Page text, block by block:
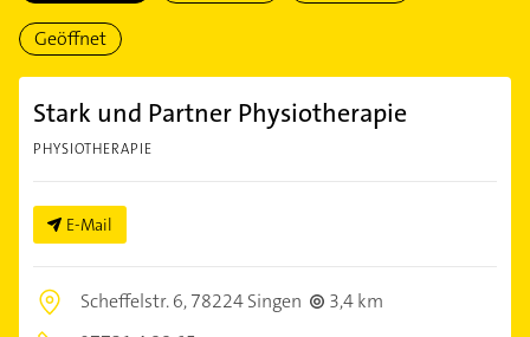
Geöffnet
Stark und Partner Physiotherapie
PHYSIOTHERAPIE
E-Mail
Scheffelstr. 6,78224 Singen
3,4 km